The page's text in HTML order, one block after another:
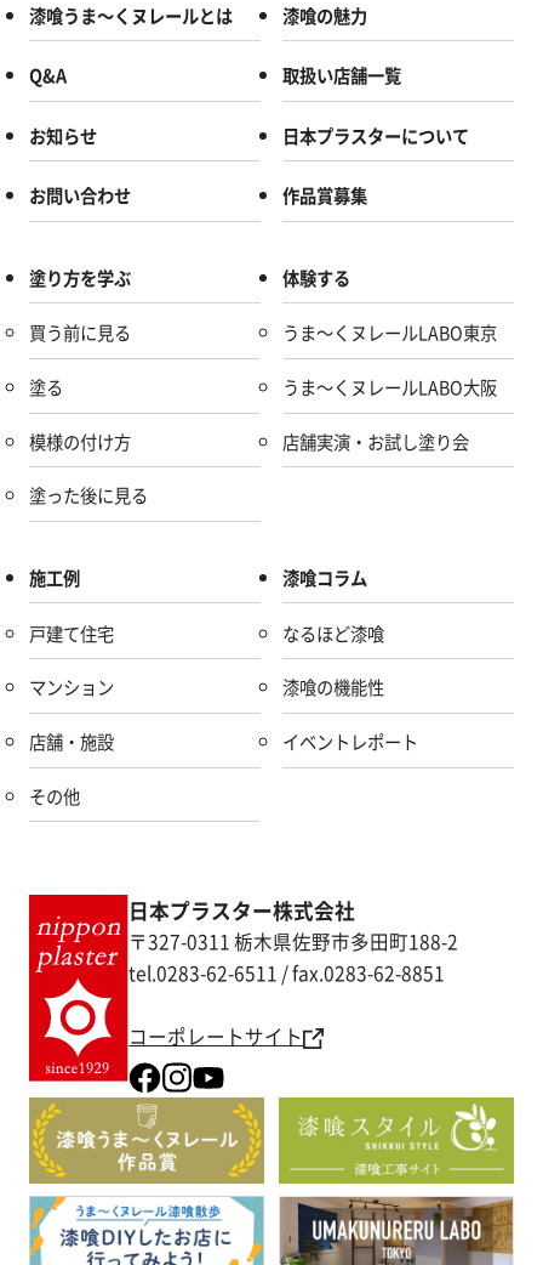
漆喰うま～くヌレールとは 漆喰の魅力
Q&A 取扱い店舗一覧
お知らせ 日本プラスターについて
お問い合わせ 作品賞募集
塗り方を学ぶ
買う前に見る
塗る
模様の付け方
塗った後に見る
体験する
うま～くヌレールLABO東京
うま～くヌレールLABO大阪
店舗実演・お試し塗り会
施工例
戸建て住宅
マンション
店舗・施設
その他
漆喰コラム
なるほど漆喰
漆喰の機能性
イベントレポート
日本プラスター株式会社
〒327-0311 栃木県佐野市多田町188-2
tel.0283-62-6511 / fax.0283-62-8851
コーポレートサイト